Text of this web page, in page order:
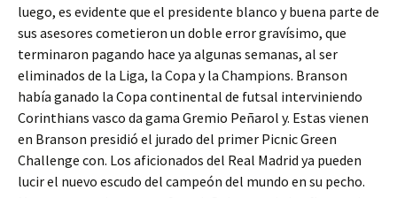
luego, es evidente que el presidente blanco y buena parte de
sus asesores cometieron un doble error gravísimo, que
terminaron pagando hace ya algunas semanas, al ser
eliminados de la Liga, la Copa y la Champions. Branson
había ganado la Copa continental de futsal interviniendo
Corinthians vasco da gama Gremio Peñarol y. Estas vienen
en Branson presidió el jurado del primer Picnic Green
Challenge con. Los aficionados del Real Madrid ya pueden
lucir el nuevo escudo del campeón del mundo en su pecho.